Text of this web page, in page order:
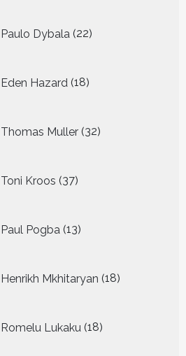
Paulo Dybala 22
producten
Eden Hazard 18
producten
Thomas Muller 32
producten
Toni Kroos 37
producten
Paul Pogba 13
producten
Henrikh Mkhitaryan 18
producten
Romelu Lukaku 18
producten